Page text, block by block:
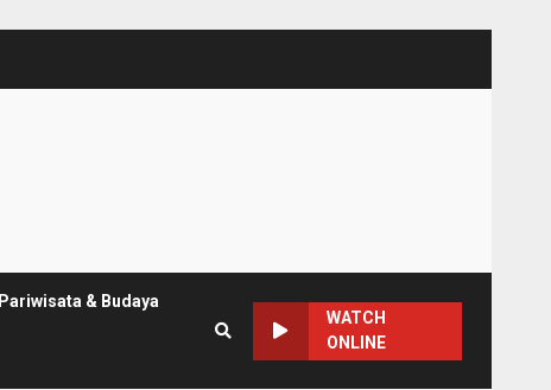
Pariwisata & Budaya
WATCH
ONLINE